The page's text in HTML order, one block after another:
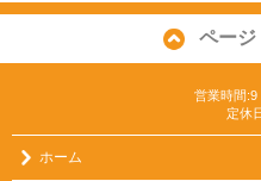
ページ
営業時間:9
定休
ホーム